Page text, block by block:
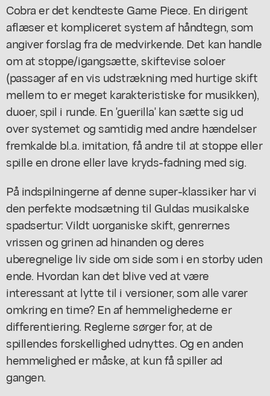
Cobra er det kendteste Game Piece. En dirigent
aflæser et kompliceret system af håndtegn, som
angiver forslag fra de medvirkende. Det kan handle
om at stoppe/igangsætte, skiftevise soloer
(passager af en vis udstrækning med hurtige skift
mellem to er meget karakteristiske for musikken),
duoer, spil i runde. En 'guerilla' kan sætte sig ud
over systemet og samtidig med andre hændelser
fremkalde bl.a. imitation, få andre til at stoppe eller
spille en drone eller lave kryds-fadning med sig.
På indspilningerne af denne super-klassiker har vi
den perfekte modsætning til Guldas musikalske
spadsertur: Vildt uorganiske skift, genrernes
vrissen og grinen ad hinanden og deres
uberegnelige liv side om side som i en storby uden
ende. Hvordan kan det blive ved at være
interessant at lytte til i versioner, som alle varer
omkring en time? En af hemmelighederne er
differentiering. Reglerne sørger for, at de
spillendes forskellighed udnyttes. Og en anden
hemmelighed er måske, at kun få spiller ad
gangen.